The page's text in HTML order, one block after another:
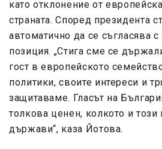
като отклонение от
страната. Според президента
автоматично да се съгласява
позиция. „Стига сме се
гост в европейското
политики, своите интереси и
защитаваме. Гласът на
толкова ценен, колкото и този
държави“, каза Йотова.